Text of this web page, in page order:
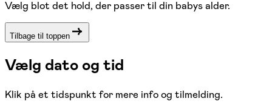
Vælg blot det hold, der passer til din babys alder.
Tilbage til toppen
Vælg dato og tid
Klik på et tidspunkt for mere info og tilmelding.